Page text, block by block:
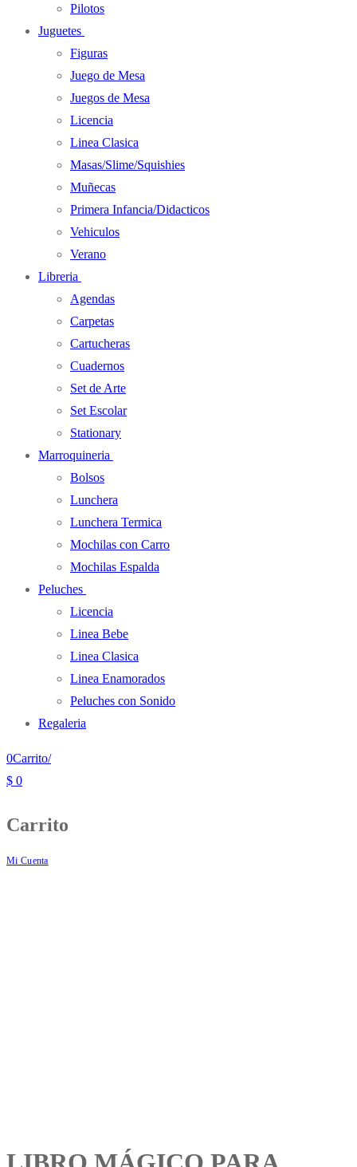
Pilotos
Juguetes
Figuras
Juego de Mesa
Juegos de Mesa
Licencia
Linea Clasica
Masas/Slime/Squishies
Muñecas
Primera Infancia/Didacticos
Vehiculos
Verano
Libreria
Agendas
Carpetas
Cartucheras
Cuadernos
Set de Arte
Set Escolar
Stationary
Marroquineria
Bolsos
Lunchera
Lunchera Termica
Mochilas con Carro
Mochilas Espalda
Peluches
Licencia
Linea Bebe
Linea Clasica
Linea Enamorados
Peluches con Sonido
Regaleria
0Carrito/
$ 0
Carrito
Mi Cuenta